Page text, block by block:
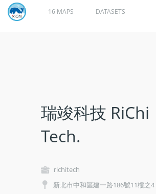
16 MAPS DATASETS
瑞竣科技 RiChi
Tech.
richitech
新北市中和區建一路186號11樓之4